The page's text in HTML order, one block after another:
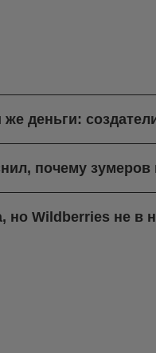
деньги:
почему
но Wildberries не в